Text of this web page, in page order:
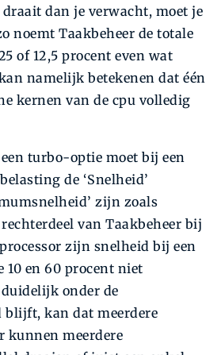
dan je verwacht, moet je
noemt Taakbeheer de totale
of 12,5 procent even wat
namelijk betekenen dat één
kernen van de cpu volledig
turbo-optie moet bij een
de ‘Snelheid’
zijn zoals
van Taakbeheer bij
zijn snelheid bij een
10 en 60 procent niet
onder de
kan dat meerdere
kunnen meerdere